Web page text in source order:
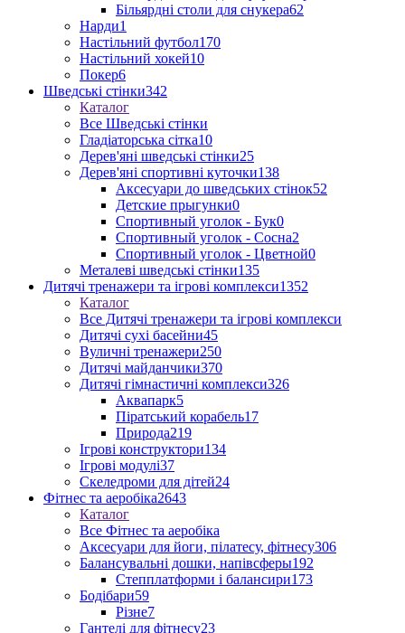
Більярдні столи для снукера62
Нарди1
Настільний футбол170
Настільний хокей10
Покер6
Шведські стінки342
Каталог
Все Шведські стінки
Гладіаторська сітка10
Дерев'яні шведські стінки25
Дерев'яні спортивні куточки138
Аксесуари до шведських стінок52
Детские прыгунки0
Спортивный уголок - Бук0
Спортивный уголок - Сосна2
Спортивный уголок - Цветной0
Металеві шведські стінки135
Дитячі тренажери та ігрові комплекси1352
Каталог
Все Дитячі тренажери та ігрові комплекси
Дитячі сухі басейни45
Вуличні тренажери250
Дитячі майданчики370
Дитячі гімнастичні комплекси326
Аквапарк5
Піратський корабель17
Природа219
Ігрові конструктори134
Ігрові модулі37
Скеледроми для дітей24
Фітнес та аеробіка2643
Каталог
Все Фітнес та аеробіка
Аксесуари для йоги, пілатесу, фітнесу306
Балансувальні дошки, напівсферы192
Степплатформи і балансири173
Бодібари59
Різне7
Гантелі для фітнесу23